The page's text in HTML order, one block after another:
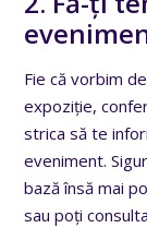
Fie că vorbim
expoziție,
strica să te
eveniment.
bază însă mai
sau poți